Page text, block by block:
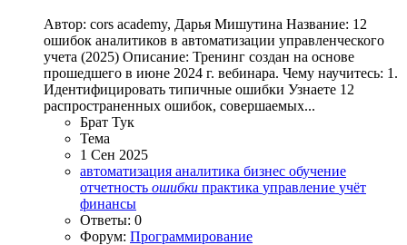
Автор: cors academy, Дарья Мишутина Название: 12
ошибок аналитиков в автоматизации управленческого
учета (2025) Описание: Тренинг создан на основе
прошедшего в июне 2024 г. вебинара. Чему научитесь: 1.
Идентифицировать типичные ошибки Узнаете 12
распространенных ошибок, совершаемых...
Брат Тук
Тема
1 Сен 2025
автоматизация аналитика бизнес обучение
отчетность ошибки практика управление учёт
финансы
Ответы: 0
Форум: Программирование